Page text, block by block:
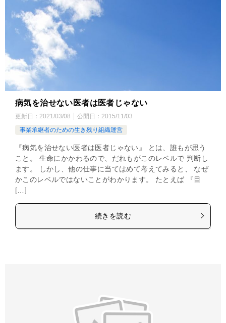
病気を治せない医者は医者じゃない
更新日： 2021/03/08 公開日： 2015/11/03
事業承継者のための生き残り組織運営
『病気を治せない医者は医者じゃない』 とは、誰もが思う
こと。 生命にかかわるので、だれもがこのレベルで 判断し
ます。 しかし、他の仕事に当てはめて考えてみると、 なぜ
かこのレベルではないことがわかります。 たとえば 『目
[…]
続きを読む